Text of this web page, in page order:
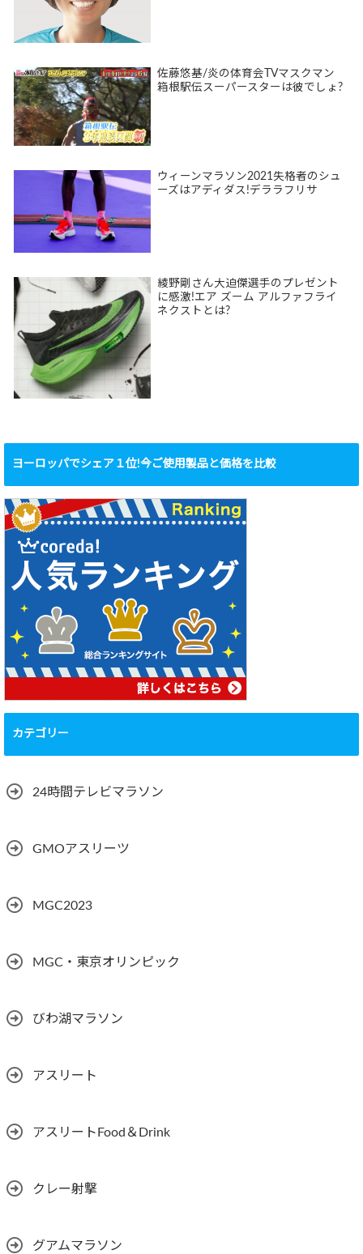
佐藤悠基/炎の体育会TVマスクマン
箱根駅伝スーパースターは彼でしょ?
ウィーンマラソン2021失格者のシュ
ーズはアディダス!デララフリサ
綾野剛さん大迫傑選手のプレゼント
に感激!エア ズーム アルファフライ
ネクストとは?
ヨーロッパでシェア１位!今ご使用製品と価格を比較
カテゴリー
24時間テレビマラソン
GMOアスリーツ
MGC2023
MGC・東京オリンピック
びわ湖マラソン
アスリート
アスリートFood＆Drink
クレー射撃
グアムマラソン